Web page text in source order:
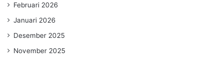
Februari 2026
Januari 2026
Desember 2025
November 2025